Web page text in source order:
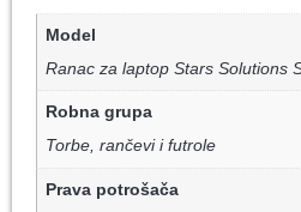
Model
Ranac za laptop Stars Solutions
Robna grupa
Torbe, rančevi i futrole
Prava potrošača